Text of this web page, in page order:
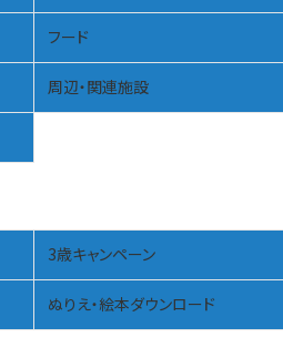
フード
周辺・関連施設
3歳キャンペーン
ぬりえ・絵本ダウンロード